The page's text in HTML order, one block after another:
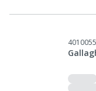
4010055